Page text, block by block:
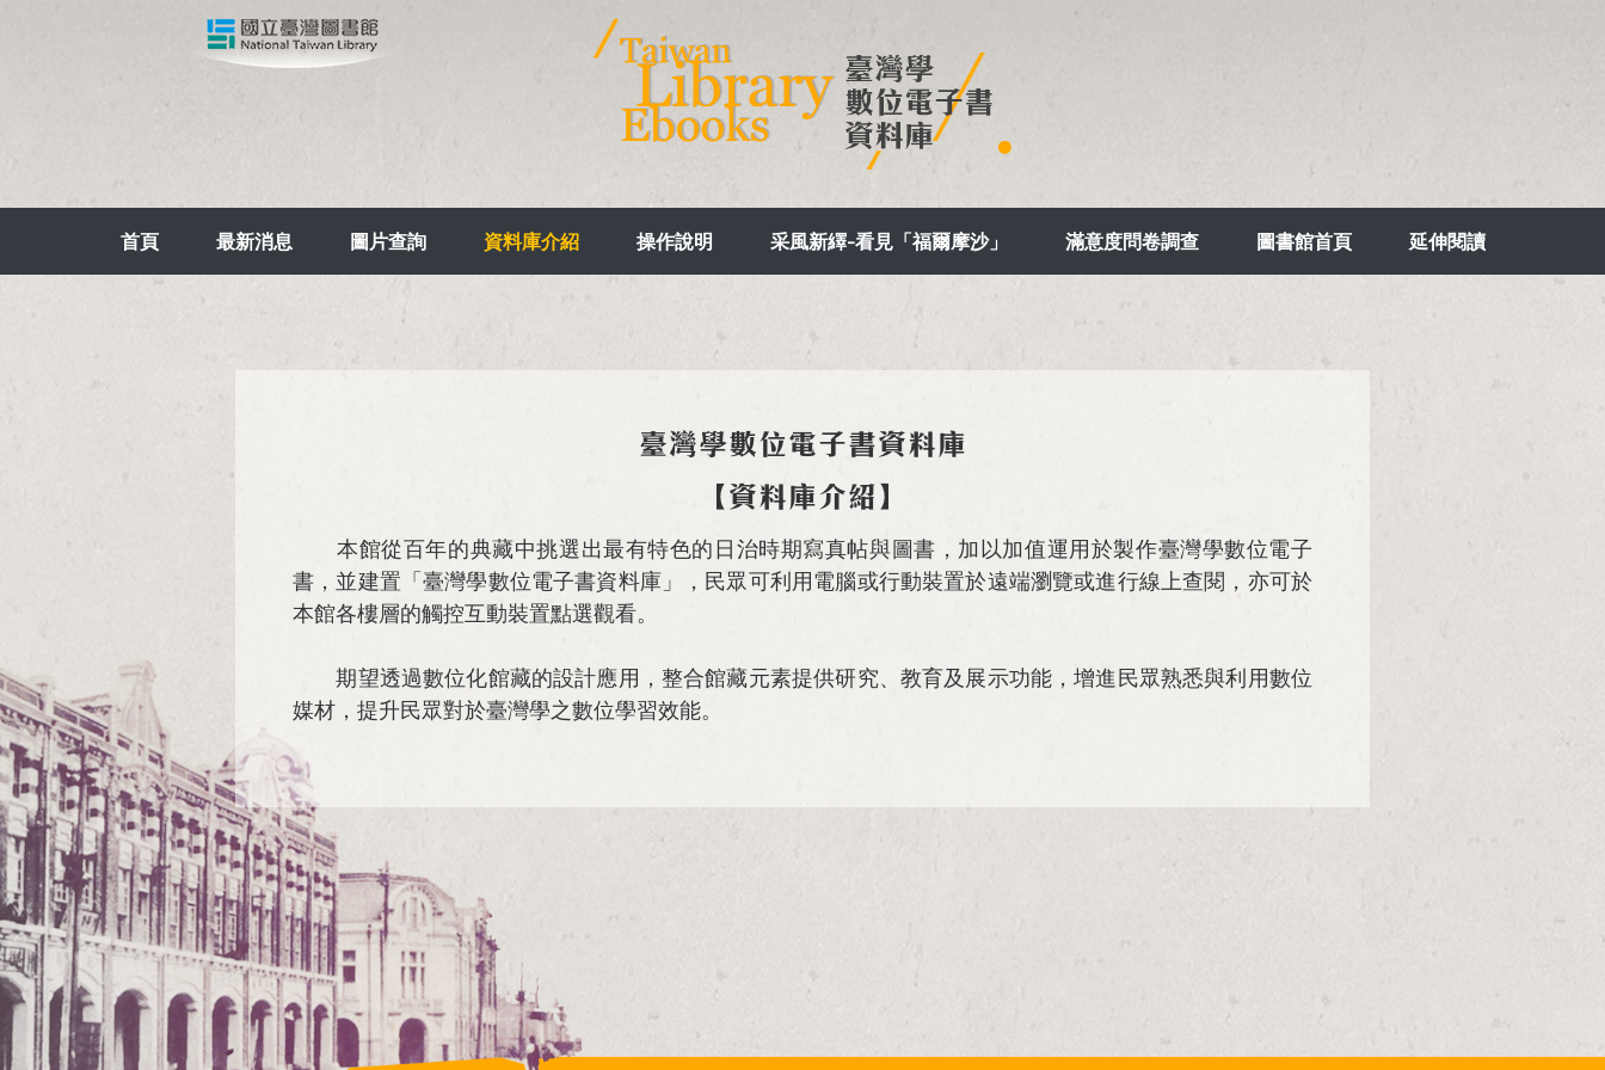
首頁 最新消息 圖片查詢 資料庫介紹 操作說明 采風新繹-看見「福爾摩沙」 滿意度問卷調查 圖書館首頁 延伸閱讀
臺灣學數位電子書資料庫
【資料庫介紹】
本館從百年的典藏中挑選出最有特色的日治時期寫真帖與圖書，加以加值運用於製作臺灣學數位電子
書，並建置「臺灣學數位電子書資料庫」，民眾可利用電腦或行動裝置於遠端瀏覽或進行線上查閱，亦可於
本館各樓層的觸控互動裝置點選觀看。
期望透過數位化館藏的設計應用，整合館藏元素提供研究、教育及展示功能，增進民眾熟悉與利用數位
媒材，提升民眾對於臺灣學之數位學習效能。